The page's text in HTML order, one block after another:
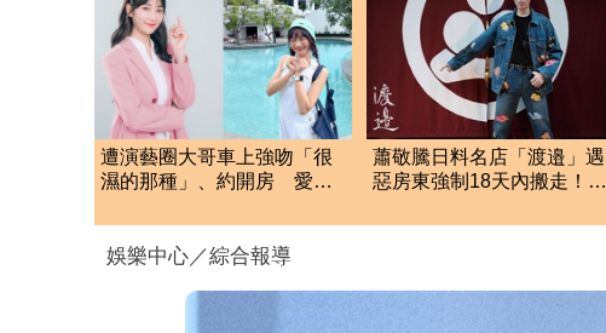
遭演藝圈大哥車上強吻「很
濕的那種」、約開房 愛莉
蕭敬騰日料名店「渡邉」遇
惡房東強制18天內搬走！逼
娛樂中心／綜合報導